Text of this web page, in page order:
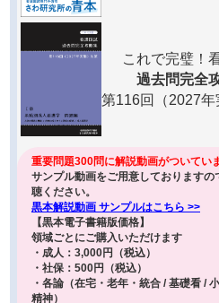
これで完璧！
過去問完全
第116回（2027年
重要問題300問に解説動画がついてい
サンプル動画をご用意しておりますの
聴ください。
黒本解説動画 サンプルはこちら >>
【黒本電子書籍版価格】
領域ごとにご購入いただけます
・成人：3,000円（税込）
・社保：500円（税込）
・各論（在宅・老年・統合 / 基礎看 /
精神）